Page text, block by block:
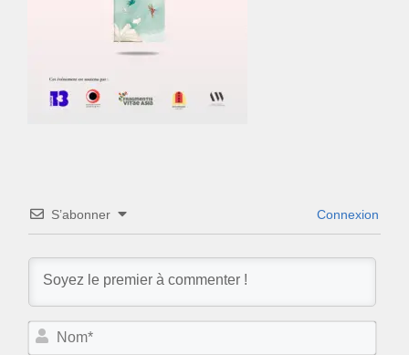
S’abonner Connexion
N